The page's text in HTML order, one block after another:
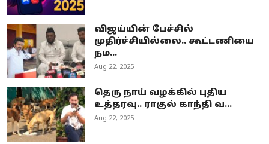
விஜய்யின் பேச்சில்
முதிர்ச்சியில்லை.. கூட்டணியை
நம...
Aug 22, 2025
தெரு நாய் வழக்கில் புதிய
உத்தரவு.. ராகுல் காந்தி வ...
Aug 22, 2025